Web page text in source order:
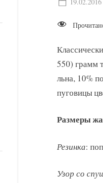
19.02.2016
550) грамм
льна, 10%
пуговицы
Размеры
Резинка:
Узор со